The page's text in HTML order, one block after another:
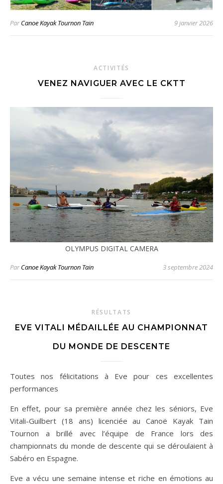
ParCanoe Kayak Tournon Tain 9 janvier 2026
ACTIVITÉS
VENEZ NAVIGUER AVEC LE CKTT
OLYMPUS DIGITAL CAMERA
ParCanoe Kayak Tournon Tain 3 septembre 2024
RÉSULTATS
EVE VITALI MÉDAILLÉE AU CHAMPIONNAT
DU MONDE DE DESCENTE
Toutes nos félicitations à Eve pour ces excellentes
performances
En effet, pour sa première année chez les séniors, Eve
Vitali-Guilbert (18 ans) licenciée au Canoë Kayak Tain
Tournon a brillé avec l’équipe de France lors des
championnats du monde de descente qui se déroulaient à
Sabéro en Espagne.
Eve a vécu une semaine intense et riche en émotions au